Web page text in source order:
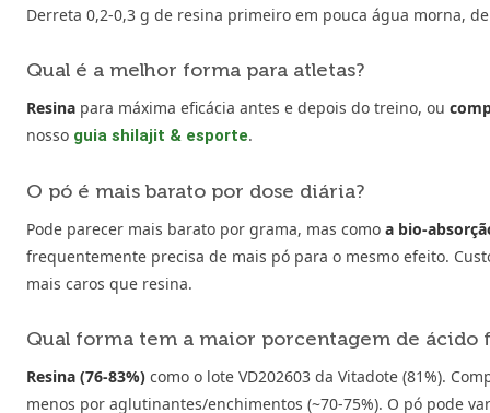
Derreta 0,2-0,3 g de resina primeiro em pouca água morna,
Qual é a melhor forma para atletas?
Resina para máxima eficácia antes e depois do treino, ou
nosso guia shilajit & esporte.
O pó é mais barato por dose diária?
Pode parecer mais barato por grama, mas como a bio-
frequentemente precisa de mais pó para o mesmo efeito.
mais caros que resina.
Qual forma tem a maior porcentagem de ácido
Resina (76-83%) como o lote VD202603 da Vitadote (81%).
menos por aglutinantes/enchimentos (~70-75%). O pó pode